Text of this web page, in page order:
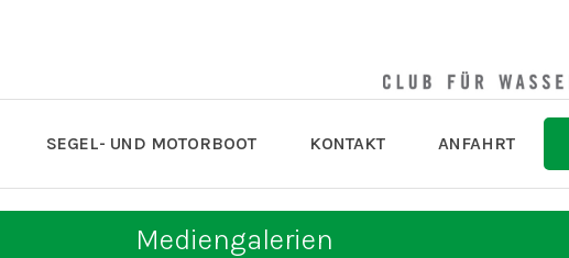
SEGEL- UND MOTORBOOT KONTAKT ANFAHRT
Mediengalerien